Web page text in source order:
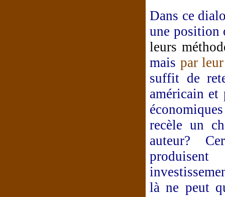
Dans ce
une
leurs
mais par
suffit de
américain
recèle un
auteur?
là ne peut